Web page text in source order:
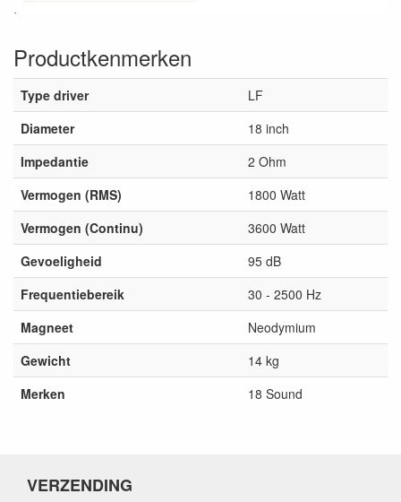
Productkenmerken
Type driver
LF
Diameter
18 inch
Impedantie
2 Ohm
Vermogen (RMS)
1800 Watt
Vermogen (Continu)
3600 Watt
Gevoeligheid
95 dB
Frequentiebereik
30 - 2500 Hz
Magneet
Neodymium
Gewicht
14 kg
Merken
18 Sound
VERZENDING